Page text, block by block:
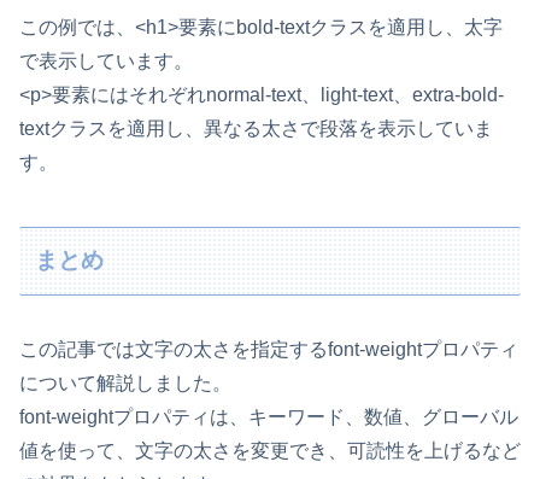
この例では、<h1>要素にbold-textクラスを適用し、太字
で表示しています。
<p>要素にはそれぞれnormal-text、light-text、extra-bold-
textクラスを適用し、異なる太さで段落を表示していま
す。
まとめ
この記事では文字の太さを指定するfont-weightプロパティ
について解説しました。
font-weightプロパティは、キーワード、数値、グローバル
値を使って、文字の太さを変更でき、可読性を上げるなど